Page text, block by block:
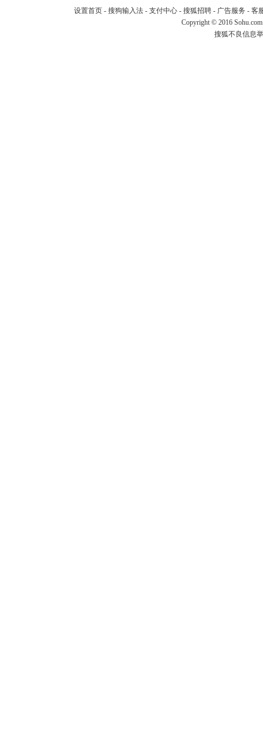
设置首页- 搜狗输入法- 支付中心- 搜狐招聘- 广告服务 - 客
Copyright © 2016
搜狐不良信息